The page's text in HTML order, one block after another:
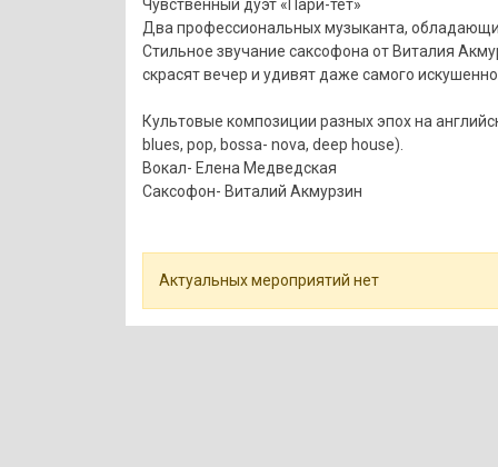
Чувственный дуэт «Пари-тет»
Два профессиональных музыканта,
Стильное звучание саксофона от Виталия
скрасят вечер и удивят даже самого
Культовые композиции разных эпох на
blues, pop, bossa- nova, deep house).
Вокал- Елена Медведская
Саксофон- Виталий Акмурзин
Актуальных мероприятий нет